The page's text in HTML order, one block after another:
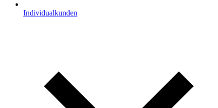
Individualkunden